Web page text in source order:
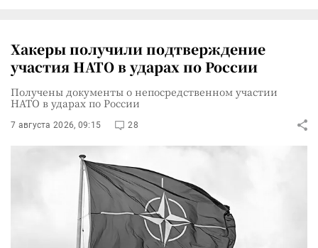
Хакеры получили подтверждение
участия НАТО в ударах по России
Получены документы о непосредственном участии
НАТО в ударах по России
7 августа 2026, 09:15 28